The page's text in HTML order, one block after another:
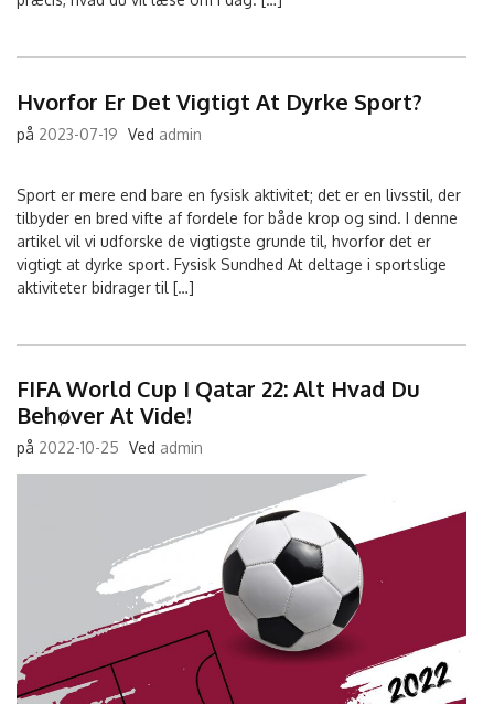
Hvorfor Er Det Vigtigt At Dyrke Sport?
på 2023-07-19 Ved admin
Sport er mere end bare en fysisk aktivitet; det er en livsstil, der
tilbyder en bred vifte af fordele for både krop og sind. I denne
artikel vil vi udforske de vigtigste grunde til, hvorfor det er
vigtigt at dyrke sport. Fysisk Sundhed At deltage i sportslige
aktiviteter bidrager til […]
FIFA World Cup I Qatar 22: Alt Hvad Du
Behøver At Vide!
på 2022-10-25 Ved admin